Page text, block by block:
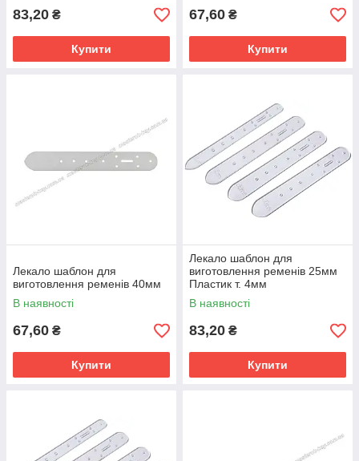
83,20 ₴
Купити
67,60 ₴
Купити
Лекало шаблон для
виготовлення ременів 40мм
В наявності
67,60 ₴
Купити
Лекало шаблон для
виготовлення ременів 25мм
Пластик т. 4мм
В наявності
83,20 ₴
Купити